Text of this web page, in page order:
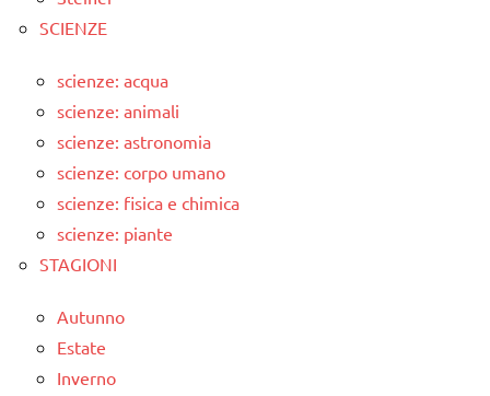
SCIENZE
scienze: acqua
scienze: animali
scienze: astronomia
scienze: corpo umano
scienze: fisica e chimica
scienze: piante
STAGIONI
Autunno
Estate
Inverno